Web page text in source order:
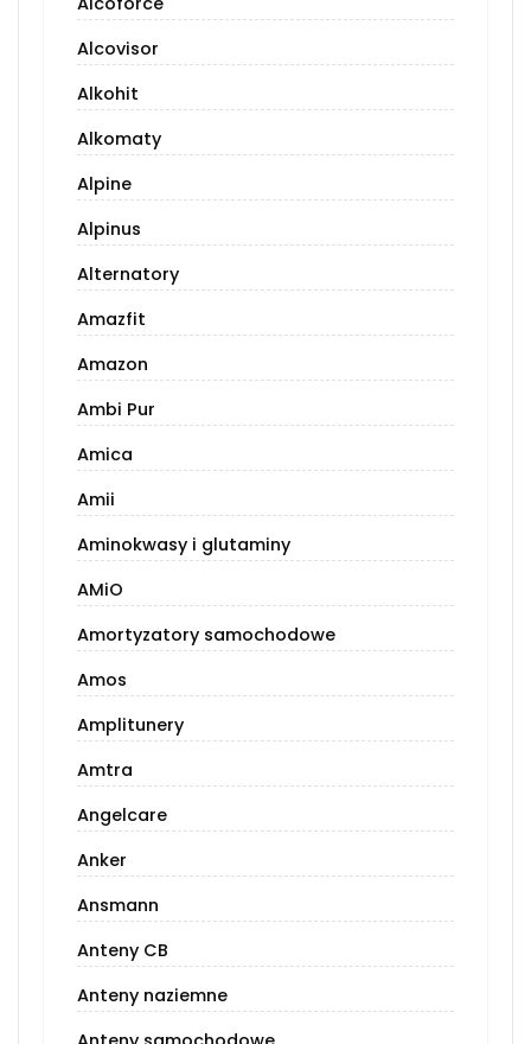
Alcovisor
Alkohit
Alkomaty
Alpine
Alpinus
Alternatory
Amazfit
Amazon
Ambi Pur
Amica
Amii
Aminokwasy i glutaminy
AMiO
Amortyzatory samochodowe
Amos
Amplitunery
Amtra
Angelcare
Anker
Ansmann
Anteny CB
Anteny naziemne